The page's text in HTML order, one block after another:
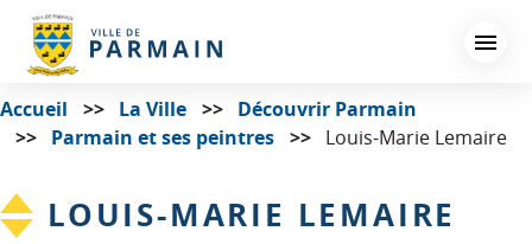
principal
Accueil La Ville
Découvrir Parmain
Parmain et ses peintres
Louis-Marie Lemaire
LOUIS-MARIE LEMAIRE